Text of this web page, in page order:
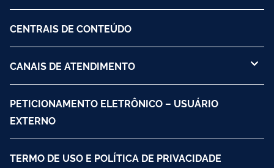
CENTRAIS DE CONTEÚDO
CANAIS DE ATENDIMENTO
PETICIONAMENTO ELETRÔNICO – USUÁRIO
EXTERNO
TERMO DE USO E POLÍTICA DE PRIVACIDADE